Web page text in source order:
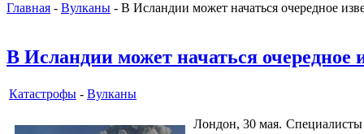
Главная - Вулканы - В Исландии может начаться очередное
В Исландии может начаться очередное
Катастрофы - Вулканы
Лондон, 30 мая. Специалисты